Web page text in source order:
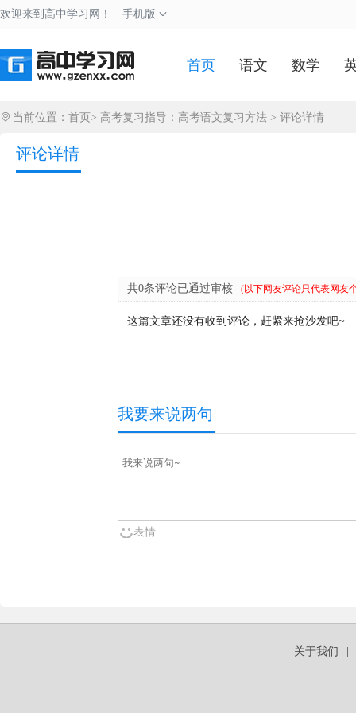
欢迎来到高中学习网！ 手机版
首页 语文 数学
当前位置： 首页 > 高考复习指导：高考语文复习方法 > 评论详情
评论详情
共0条评论已通过审核 (以下网友评论只代表网友
这篇文章还没有收到评论，赶紧来抢沙发吧~
我要来说两句
表情
关于我们